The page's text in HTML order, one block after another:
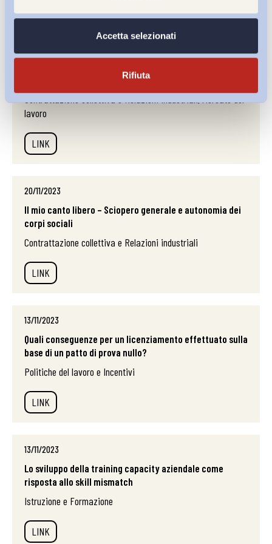
Accetta selezionati
Rifiuta
A tu per tu con la rappresentanza /31 – Il sindacato di
lavoro
LINK
20/11/2023
Il mio canto libero – Sciopero generale e autonomia dei
corpi sociali
Contrattazione collettiva e Relazioni industriali
LINK
13/11/2023
Quali conseguenze per un licenziamento effettuato sulla
base di un patto di prova nullo?
Politiche del lavoro e Incentivi
LINK
13/11/2023
Lo sviluppo della training capacity aziendale come
risposta allo skill mismatch
Istruzione e Formazione
LINK